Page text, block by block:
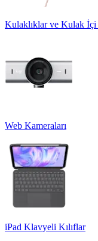
Kulaklıklar ve Kulak
Web Kameraları
iPad Klavyeli Kılıflar